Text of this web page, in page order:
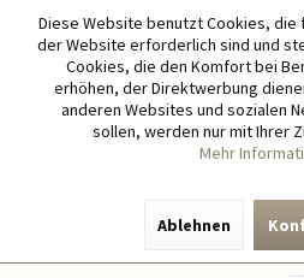
Diese Website benutzt Cookies,
der Website erforderlich sind und
Cookies, die den Komfort bei
erhöhen, der Direktwerbung
anderen Websites und sozialen
sollen, werden nur mit Ihrer
Mehr
Ablehnen